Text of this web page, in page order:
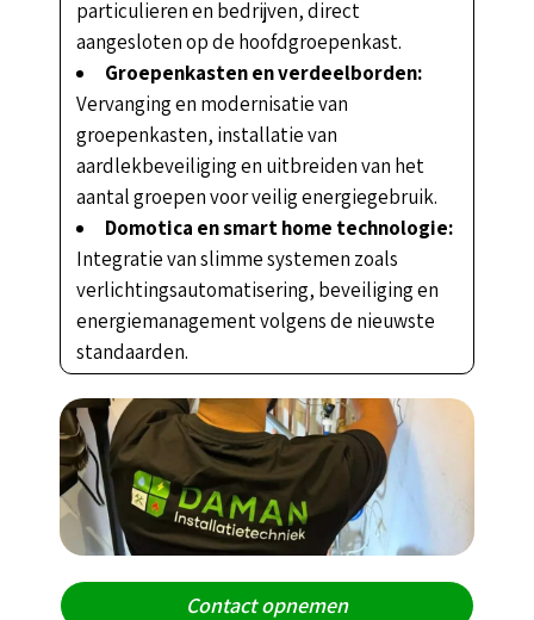
particulieren en bedrijven, direct
aangesloten op de hoofdgroepenkast.
Groepenkasten en verdeelborden:
Vervanging en modernisatie van
groepenkasten, installatie van
aardlekbeveiliging en uitbreiden van het
aantal groepen voor veilig energiegebruik.
Domotica en smart home technologie:
Integratie van slimme systemen zoals
verlichtingsautomatisering, beveiliging en
energiemanagement volgens de nieuwste
standaarden.
Contact opnemen